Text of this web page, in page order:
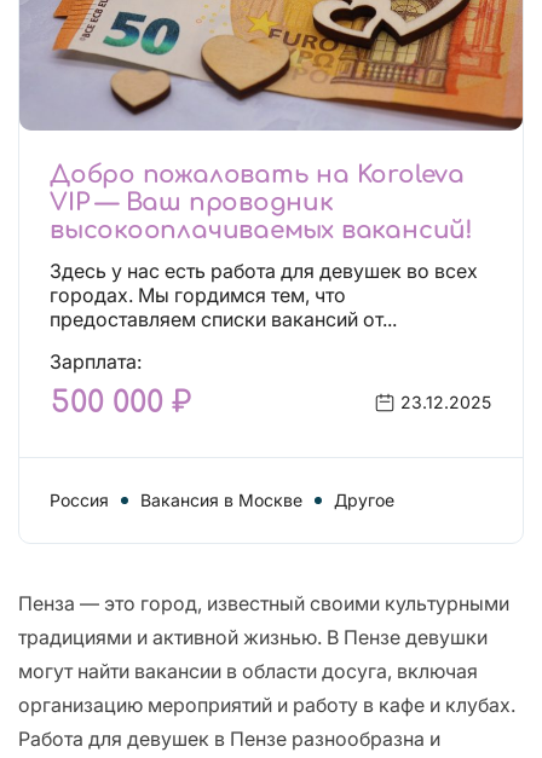
Добро пожаловать на Koroleva
VIP — Ваш проводник
высокооплачиваемых вакансий!
Здесь у нас есть работа для девушек во всех
городах. Мы гордимся тем, что
предоставляем списки вакансий от...
Зарплата:
500 000 ₽ 23.12.2025
Россия Вакансия в Москве Другое
Пенза — это город, известный своими культурными
традициями и активной жизнью. В Пензе девушки
могут найти вакансии в области досуга, включая
организацию мероприятий и работу в кафе и клубах.
Работа для девушек в Пензе разнообразна и